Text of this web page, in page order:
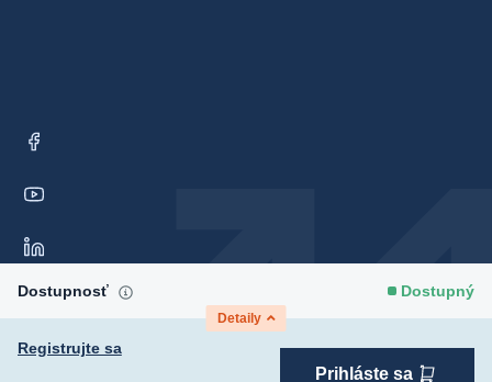
Dostupnosť Dostupný
Detaily
Registrujte sa
Prihláste sa